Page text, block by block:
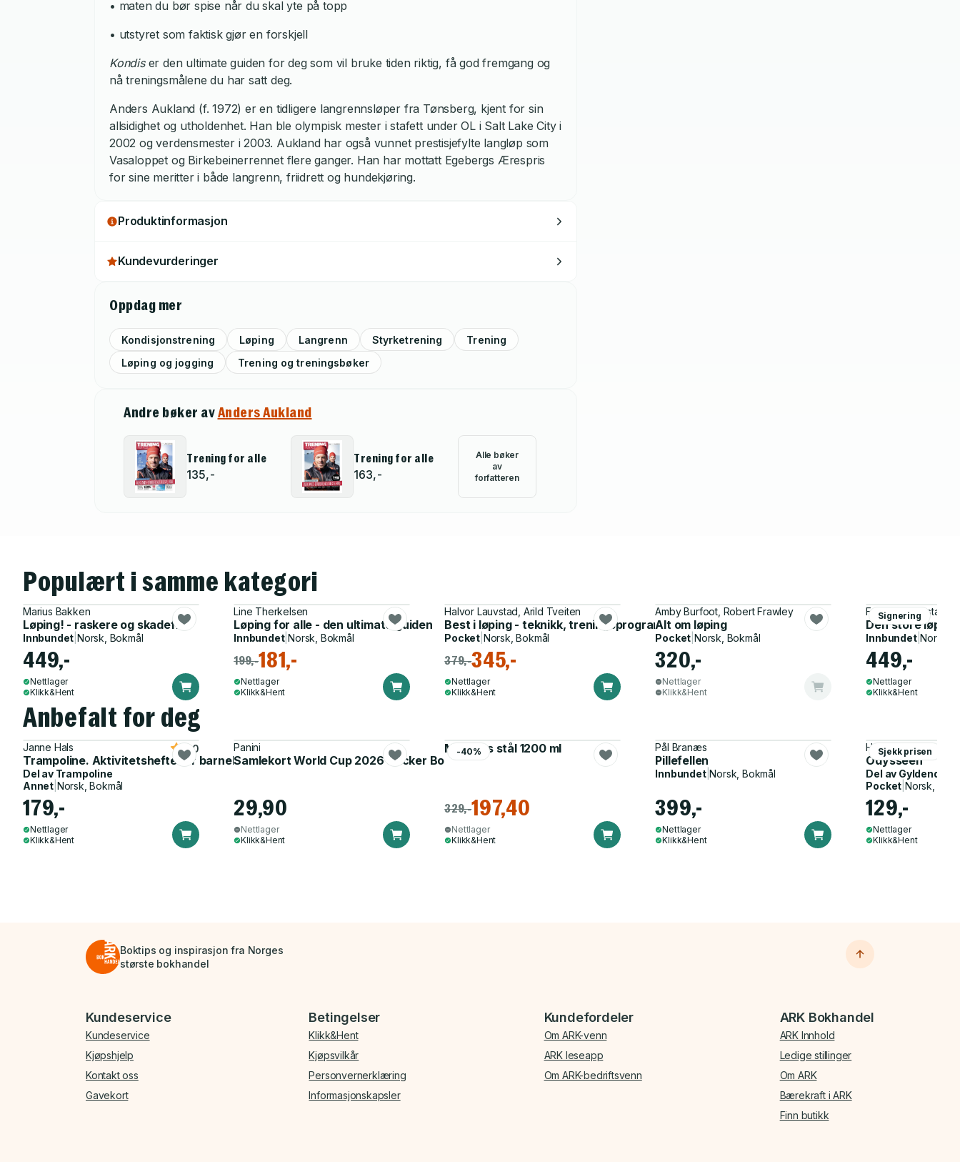
• maten du bør spise når du skal yte på topp
• utstyret som faktisk gjør en forskjell
Kondiser den ultimate guiden for deg som vil bruke tiden riktig, få god fremgang og
nå treningsmålene du har satt deg.
Anders Aukland (f. 1972) er en tidligere langrennsløper fra Tønsberg, kjent for sin
allsidighet og utholdenhet. Han ble olympisk mester i stafett under OL i Salt Lake City i
2002 og verdensmester i 2003. Aukland har også vunnet prestisjefylte langløp som
Vasaloppet og Birkebeinerrennet flere ganger. Han har mottatt Egebergs Ærespris
for sine meritter i både langrenn, friidrett og hundekjøring.
Produktinformasjon
Kundevurderinger
Oppdag mer
Kondisjonstrening Løping Langrenn Styrketrening
Trening
Løping og jogging
Trening og treningsbøker
Andre bøker avAnders Aukland
Trening for alle
135,-
Trening for alle
163,-
Alle bøker
av
forfatteren
Populært i samme kategori
Marius Bakken
Løping! - raskere og skadefri
Innbundet |Norsk, Bokmål
449,-
Nettlager
Klikk&Hent
Line Therkelsen
Løping for alle - den ultimate guiden
Innbundet|Norsk, Bokmål
199,-181,-
Nettlager
Klikk&Hent
Halvor Lauvstad, Arild Tveiten
Best i løping - teknikk, treningsprogrammer, kosthold, konkurranser
Pocket Norsk, Bokmål
379,-345,-
Nettlager
Klikk&Hent
Amby Burfoot, Robert Frawley
Alt om løping
Pocket Norsk, Bokmål
320,-
Nettlager
Klikk&Hent
Signering
Frode Saugestad
Den store
Innbundet|Norsk,
449,-
Nettlager
Klikk&Hent
Anbefalt for deg
Janne Hals
Trampoline. Aktivitetshefte for barnehagen
5.0
Del av Trampoline
Annet Norsk, Bokmål
179,-
Nettlager
Klikk&Hent
Panini
Samlekort World Cup 2026 Sticker Booster
29,90
Nettlager
Klikk&Hent
-40%
Matboks stål 1200 ml
329,-197,40
Nettlager
Klikk&Hent
Pål Branæs
Pillefellen
Innbundet|Norsk, Bokmål
399,-
Nettlager
Klikk&Hent
Sjekk prisen
Homer, John
Odysseen
Del av Gyldendal
Pocket |Norsk,
129,-
Nettlager
Klikk&Hent
Boktips og inspirasjon fra Norges
største bokhandel
Bunnmeny
Kundeservice
Kundeservice
Kjøpshjelp
Kontakt oss
Gavekort
Betingelser
Klikk&Hent
Kjøpsvilkår
Personvernerklæring
Informasjonskapsler
Kundefordeler
Om ARK-venn
ARK leseapp
Om ARK-bedriftsvenn
ARK Bokhandel
ARK Innhold
Ledige stillinger
Om ARK
Bærekraft i ARK
Finn butikk